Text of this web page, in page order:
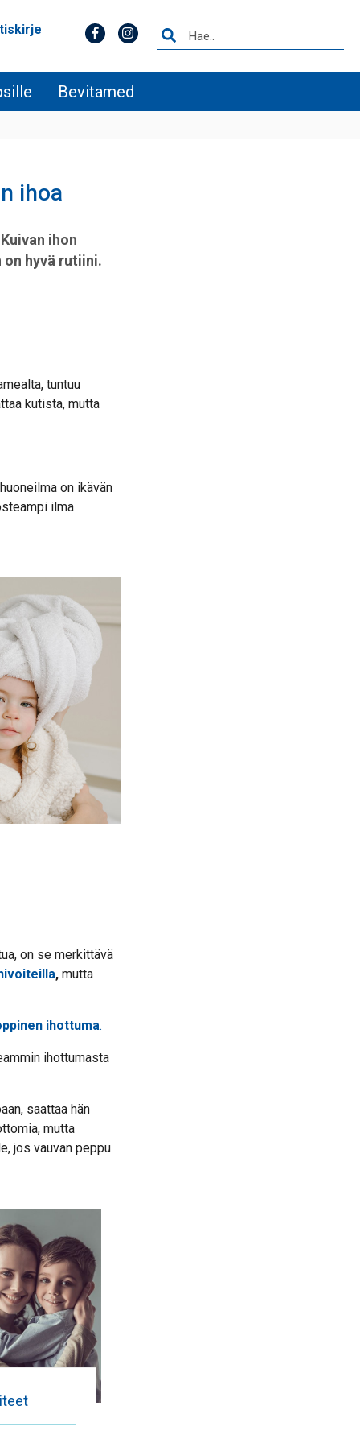
Bevitamed
ihoa
ihon
hyvä rutiini.
tuntuu
kutista, mutta
on ikävän
ilma
on se merkittävä
, mutta
ihottuma.
ihottumasta
saattaa hän
mutta
jos vauvan peppu